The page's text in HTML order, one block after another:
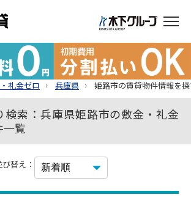
礼金ゼロ 兵庫県 姫路市の賃貸物件情報を
検索：兵庫県姫路市の敷金・礼金
一覧
び替え：